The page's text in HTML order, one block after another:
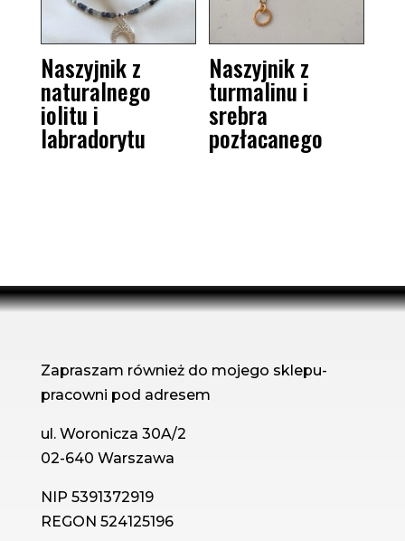
Naszyjnik z
naturalnego
iolitu i
labradorytu
Naszyjnik z
turmalinu i
srebra
pozłacanego
Zapraszam również do mojego sklepu-
pracowni pod adresem
ul. Woronicza 30A/2
02-640 Warszawa
NIP 5391372919
REGON 524125196